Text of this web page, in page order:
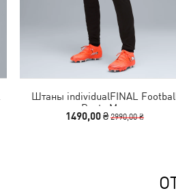
Штаны individualFINAL
Pants Men
1490,00 ₴2990,00 ₴